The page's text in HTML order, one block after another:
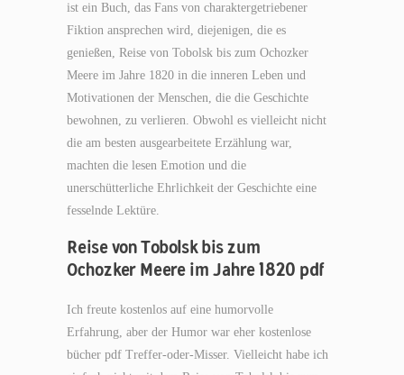
ist ein Buch, das Fans von charaktergetriebener
Fiktion ansprechen wird, diejenigen, die es
genießen, Reise von Tobolsk bis zum Ochozker
Meere im Jahre 1820 in die inneren Leben und
Motivationen der Menschen, die die Geschichte
bewohnen, zu verlieren. Obwohl es vielleicht nicht
die am besten ausgearbeitete Erzählung war,
machten die lesen Emotion und die
unerschütterliche Ehrlichkeit der Geschichte eine
fesselnde Lektüre.
Reise von Tobolsk bis zum
Ochozker Meere im Jahre 1820 pdf
Ich freute kostenlos auf eine humorvolle
Erfahrung, aber der Humor war eher kostenlose
bücher pdf Treffer-oder-Misser. Vielleicht habe ich